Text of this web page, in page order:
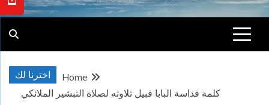
اخترنا لك
Home
كلمة قداسة البابا قبيل تلاوته لصلاة التبشير الملائكي